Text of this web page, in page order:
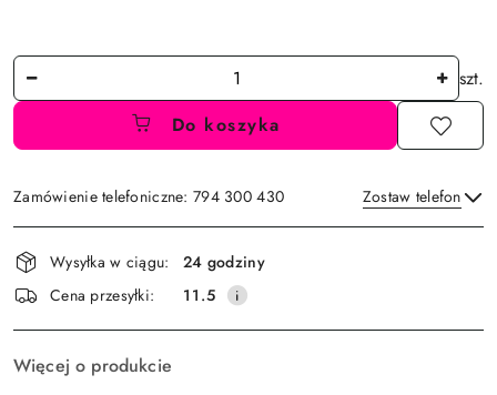
Ilość
szt.
Do koszyka
Zamówienie telefoniczne: 794 300 430 Zostaw telefon
Wyślij
Dostępność
i
dostawa
Wysyłka w ciągu:
24 godziny
Cena przesyłki:
11.5
Więcej o produkcie